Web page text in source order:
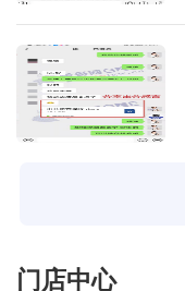
门店中心